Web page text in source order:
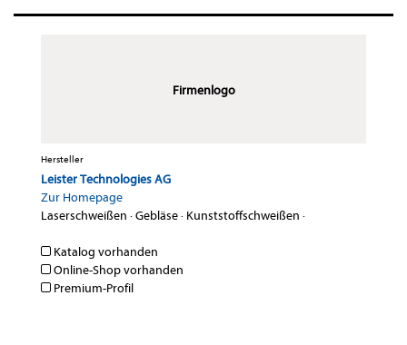
Firmenlogo
Hersteller
Leister Technologies AG
Zur Homepage
Laserschweißen ·Gebläse· Kunststoffschweißen ·
Katalog vorhanden
Online-Shop vorhanden
Premium-Profil